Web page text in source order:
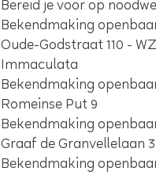
Bereid je voor op
Bekendmaking
Oude-Godstraat 110 -
Immaculata
Bekendmaking
Romeinse Put 9
Bekendmaking
Graaf de Granvellelaan
Bekendmaking